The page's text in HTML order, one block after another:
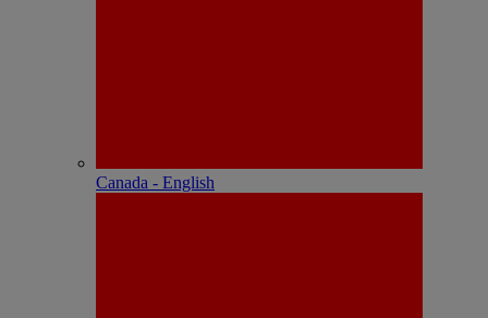
Canada - English